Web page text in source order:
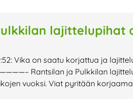
lajittelupihat
Vika on saatu korjattua ja
Rantsilan ja Pulkkilan
vuoksi. Viat pyritään